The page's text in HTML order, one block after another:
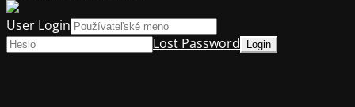
User Login
Lost Password